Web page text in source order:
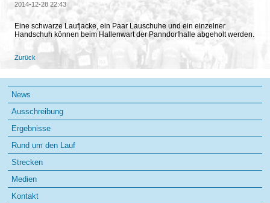
2014-12-28 22:43
Eine schwarze Laufjacke, ein Paar Lauschuhe und ein einzelner
Handschuh können beim Hallenwart der Panndorfhalle abgeholt werden.
Zurück
Navigation
überspringen
News
Ausschreibung
Ergebnisse
Rund um den Lauf
Strecken
Medien
Kontakt